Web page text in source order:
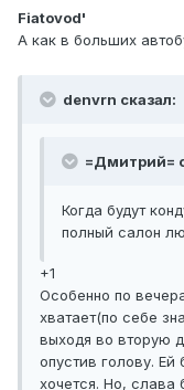
Fiatovod'
А как в больших
denvrn сказал:
=Дмитрий=
Когда будут
полный салон
+1
Особенно по
хватает(по себе
выходя во вторую
опустив голову. Ей
хочется. Но, слава